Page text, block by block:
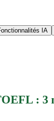
IA
: 3